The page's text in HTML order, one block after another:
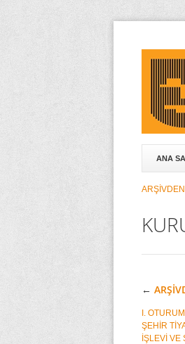
ANA
←
I.
ŞEHİR
İŞLEVİ VE